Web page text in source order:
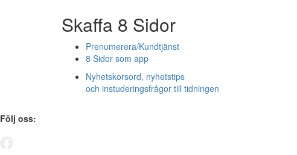
Skaffa 8 Sidor
Prenumerera/Kundtjänst
8 Sidor som app
Nyhetskorsord, nyhetstips
och instuderingsfrågor till tidningen
Följ oss: